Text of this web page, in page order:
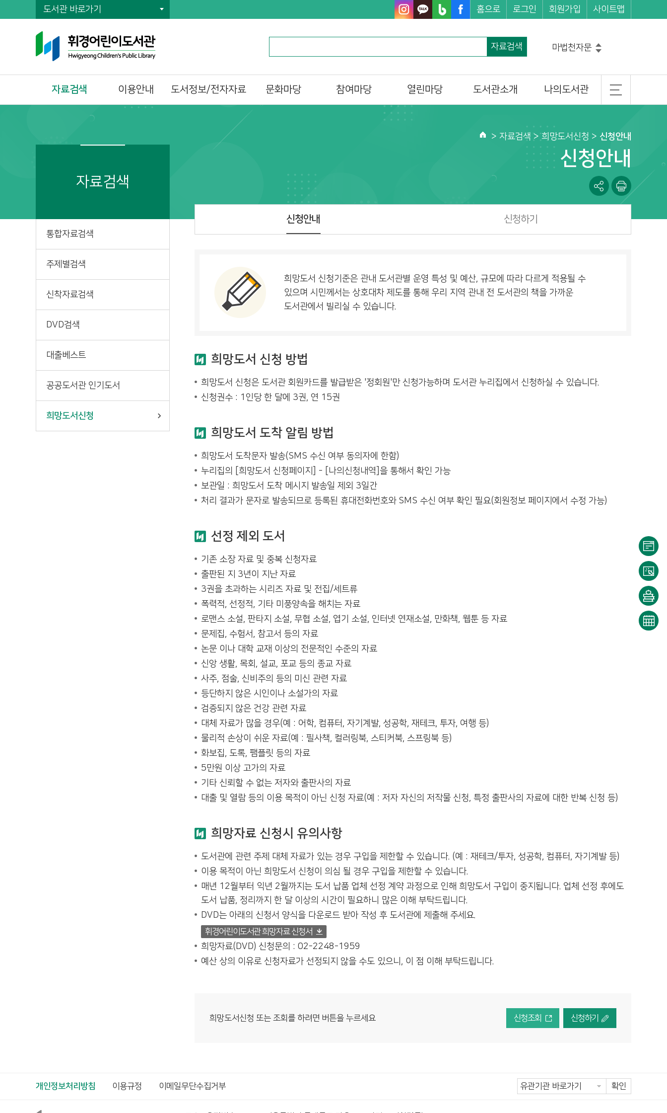
도서관 바로가기 홈으로 로그인 회원가입 사이트맵
자료검색
마법천자문
히가시노게이고
코믹메이플스토리수학도둑
자료검색
신착자료검색
공공도서관 인기도
이용안내
자료이용방법
책이음회원전환
시설이용방법
책바다
도서정보/전자자료
전자잡지(E-Journal)
문화마당 참여마당 열린마당
알립니다
도서관소개
조직 및 담당업무
나의도서관
도서이용정보
관심도서목록
나의신청정보
자료검색
통합자료검색
주제별검색
신착자료검색
DVD검색
대출베스트
공공도서관 인기도서
희망도서신청
홈
> 자료검색 > 희망도서신청 > 신청안내
신청안내
신청안내 신청하기
희망도서 신청기준은 관내 도서관별 운영 특성 및 예산, 규모에 따라 다르게 적용될 수
있으며 시민께서는 상호대차 제도를 통해 우리 지역 관내 전 도서관의 책을 가까운
도서관에서 빌리실 수 있습니다.
희망도서 신청 방법
희망도서 신청은 도서관 회원카드를 발급받은 '정회원'만 신청가능하며 도서관 누리집에서 신청하실 수 있습니다.
신청권수 : 1인당 한 달에 3권, 연 15권
희망도서 도착 알림 방법
희망도서 도착문자 발송(SMS 수신 여부 동의자에 한함)
누리집의 [희망도서 신청페이지] - [나의신청내역]을 통해서 확인 가능
보관일 : 희망도서 도착 메시지 발송일 제외 3일간
처리 결과가 문자로 발송되므로 등록된 휴대전화번호와 SMS 수신 여부 확인 필요(회원정보 페이지에서 수정 가능)
선정 제외 도서
기존 소장 자료 및 중복 신청자료
출판된 지 3년이 지난 자료
3권을 초과하는 시리즈 자료 및 전집/세트류
폭력적, 선정적, 기타 미풍양속을 해치는 자료
로맨스 소설, 판타지 소설, 무협 소설, 엽기 소설, 인터넷 연재소설, 만화책, 웹툰 등 자료
문제집, 수험서, 참고서 등의 자료
논문 이나 대학 교재 이상의 전문적인 수준의 자료
신앙 생활, 목회, 설교, 포교 등의 종교 자료
사주, 점술, 신비주의 등의 미신 관련 자료
등단하지 않은 시인이나 소설가의 자료
검증되지 않은 건강 관련 자료
대체 자료가 많을 경우(예 : 어학, 컴퓨터, 자기계발, 성공학, 재테크, 투자, 여행 등)
물리적 손상이 쉬운 자료(예 : 필사책, 컬러링북, 스티커북, 스프링북 등)
화보집, 도록, 팸플릿 등의 자료
5만원 이상 고가의 자료
기타 신뢰할 수 없는 저자와 출판사의 자료
대출 및 열람 등의 이용 목적이 아닌 신청 자료(예 : 저자 자신의 저작물 신청, 특정 출판사의 자료에 대한 반복 신청 등)
희망자료 신청시 유의사항
도서관에 관련 주제 대체 자료가 있는 경우 구입을 제한할 수 있습니다. (예 : 재테크/투자, 성공학, 컴퓨터, 자기계발 등)
이용 목적이 아닌 희망도서 신청이 의심 될 경우 구입을 제한할 수 있습니다.
매년 12월부터 익년 2월까지는 도서 납품 업체 선정 계약 과정으로 인해 희망도서 구입이 중지됩니다. 업체 선정 후에도
도서 납품, 정리까지 한 달 이상의 시간이 필요하니 많은 이해 부탁드립니다.
DVD는 아래의 신청서 양식을 다운로드 받아 작성 후 도서관에 제출해 주세요.
휘경어린이도서관 희망자료 신청서
희망자료(DVD) 신청문의 : 02-2248-1959
예산 상의 이유로 신청자료가 선정되지 않을 수도 있으니, 이 점 이해 부탁드립니다.
희망도서신청 또는 조회를 하려면 버튼을 누르세요 신청조회 신청하기
개인정보처리방침 이용규정 이메일무단수집거부 확인
이용
안내
대출/
반납
조회
희망